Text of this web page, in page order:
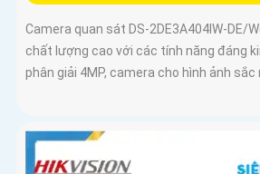
Camera quan sát DS-2DE3A404IW-DE/
chất lượng cao với các tính năng đáng
phân giải 4MP, camera cho hình ảnh sắc